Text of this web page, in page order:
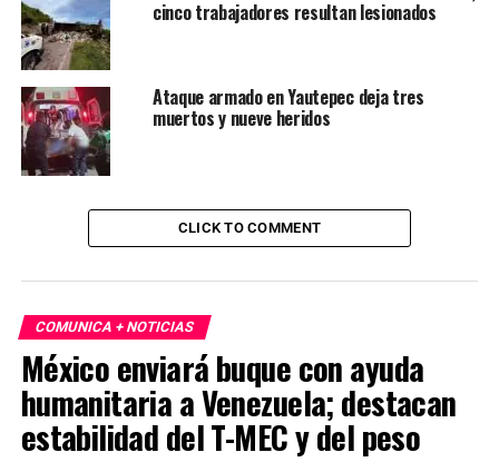
cinco trabajadores resultan lesionados
Ataque armado en Yautepec deja tres
muertos y nueve heridos
CLICK TO COMMENT
COMUNICA + NOTICIAS
México enviará buque con ayuda
humanitaria a Venezuela; destacan
estabilidad del T-MEC y del peso